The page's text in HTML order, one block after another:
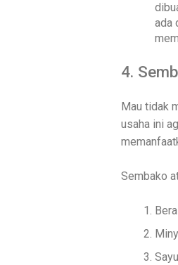
ada
4.
Mau tidak
usaha ini
Sembako